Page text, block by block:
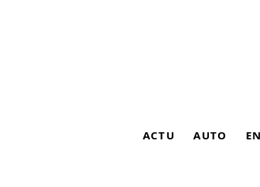
ACTU AUTO